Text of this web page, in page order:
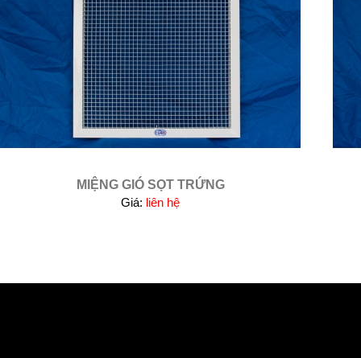
MIỆNG GIÓ SỌT TRỨNG
Giá: liên hệ